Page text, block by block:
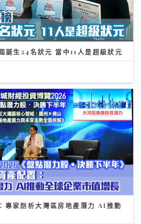
誕生24名狀元 當中11人是超級狀元
專家剖析大灣區房地產潛力 AI推動